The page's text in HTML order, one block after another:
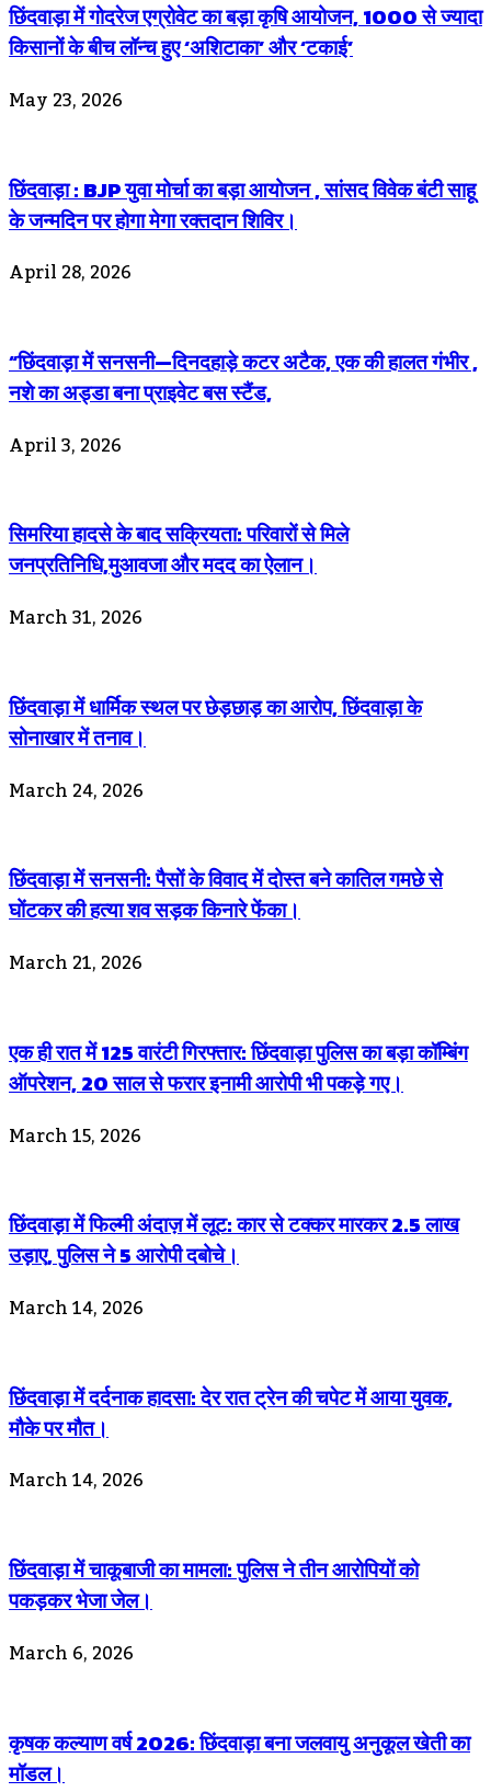
छिंदवाड़ा में गोदरेज एग्रोवेट का बड़ा कृषि आयोजन, 1000 से ज्यादा
किसानों के बीच लॉन्च हुए ‘अशिटाका’ और ‘टकाई’
May 23, 2026
छिंदवाड़ा : BJP युवा मोर्चा का बड़ा आयोजन , सांसद विवेक बंटी साहू
के जन्मदिन पर होगा मेगा रक्तदान शिविर।
April 28, 2026
“छिंदवाड़ा में सनसनी—दिनदहाड़े कटर अटैक, एक की हालत गंभीर ,
नशे का अड्डा बना प्राइवेट बस स्टैंड,
April 3, 2026
सिमरिया हादसे के बाद सक्रियता: परिवारों से मिले
जनप्रतिनिधि,मुआवजा और मदद का ऐलान।
March 31, 2026
छिंदवाड़ा में धार्मिक स्थल पर छेड़छाड़ का आरोप, छिंदवाड़ा के
सोनाखार में तनाव।
March 24, 2026
छिंदवाड़ा में सनसनी: पैसों के विवाद में दोस्त बने कातिल गमछे से
घोंटकर की हत्या शव सड़क किनारे फेंका।
March 21, 2026
एक ही रात में 125 वारंटी गिरफ्तार: छिंदवाड़ा पुलिस का बड़ा कॉम्बिंग
ऑपरेशन, 20 साल से फरार इनामी आरोपी भी पकड़े गए।
March 15, 2026
छिंदवाड़ा में फिल्मी अंदाज़ में लूट: कार से टक्कर मारकर 2.5 लाख
उड़ाए, पुलिस ने 5 आरोपी दबोचे।
March 14, 2026
छिंदवाड़ा में दर्दनाक हादसा: देर रात ट्रेन की चपेट में आया युवक,
मौके पर मौत।
March 14, 2026
छिंदवाड़ा में चाकूबाजी का मामला: पुलिस ने तीन आरोपियों को
पकड़कर भेजा जेल।
March 6, 2026
कृषक कल्याण वर्ष 2026: छिंदवाड़ा बना जलवायु अनुकूल खेती का
मॉडल।